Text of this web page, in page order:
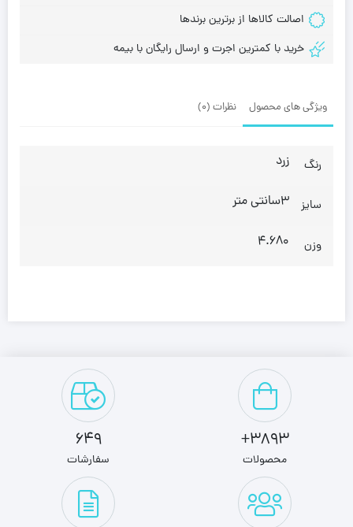
اصالت کالاها از برترین برندها
خرید با کمترین اجرت و ارسال رایگان با بیمه
ویژگی های محصول نظرات (0)
رنگ زرد
سایز 3سانتی متر
وزن 4.680
3893+
محصولات
649
سفارشات